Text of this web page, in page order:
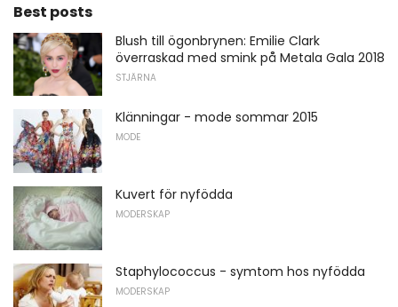
Best posts
Blush till ögonbrynen: Emilie Clark
överraskad med smink på Metala Gala 2018
STJÄRNA
Klänningar - mode sommar 2015
MODE
Kuvert för nyfödda
MODERSKAP
Staphylococcus - symtom hos nyfödda
MODERSKAP